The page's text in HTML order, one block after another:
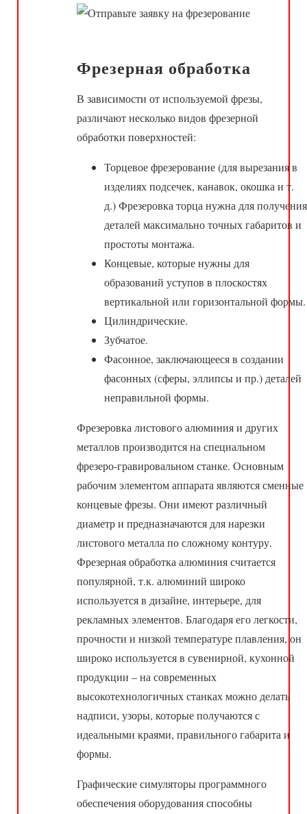
Фрезерная обработка
В зависимости от используемой фрезы,
различают несколько видов фрезерной
обработки поверхностей:
Торцевое фрезерование (для вырезания в
изделиях подсечек, канавок, окошка и т.
д.) Фрезеровка торца нужна для получения
деталей максимально точных габаритов и
простоты монтажа.
Концевые, которые нужны для
образований уступов в плоскостях
вертикальной или горизонтальной формы.
Цилиндрические.
Зубчатое.
Фасонное, заключающееся в создании
фасонных (сферы, эллипсы и пр.) деталей
неправильной формы.
Фрезеровка листового алюминия и других
металлов производится на специальном
фрезеро-гравировальном станке. Основным
рабочим элементом аппарата являются сменные
концевые фрезы. Они имеют различный
диаметр и предназначаются для нарезки
листового металла по сложному контуру.
Фрезерная обработка алюминия считается
популярной, т.к. алюминий широко
используется в дизайне, интерьере, для
рекламных элементов. Благодаря его легкости,
прочности и низкой температуре плавления, он
широко используется в сувенирной, кухонной
продукции – на современных
высокотехнологичных станках можно делать
надписи, узоры, которые получаются с
идеальными краями, правильного габарита и
формы.
Графические симуляторы программного
обеспечения оборудования способны